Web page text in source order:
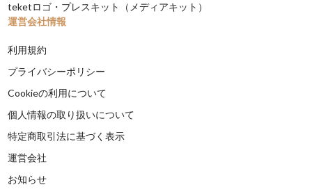
teketロゴ・プレスキット（メディアキット）
運営会社情報
利用規約
プライバシーポリシー
Cookieの利用について
個人情報の取り扱いについて
特定商取引法に基づく表示
運営会社
お知らせ